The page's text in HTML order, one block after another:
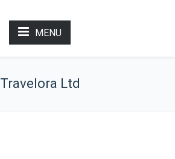
MENU
Travelora Ltd